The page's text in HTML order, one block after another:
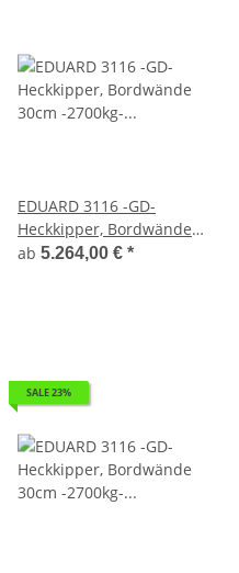
EDUARD 3116 -GD-
Heckkipper, Bordwände
30cm -2700kg- E-Pumpe -
ab 5.264,00 € *
SALE 23%